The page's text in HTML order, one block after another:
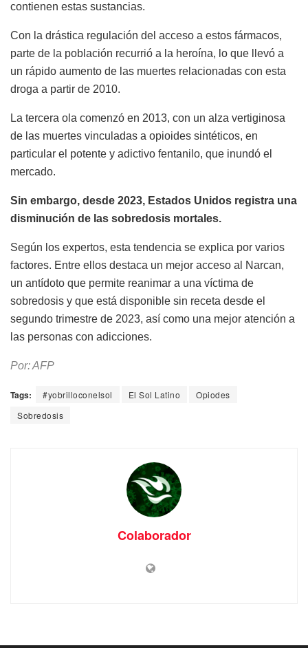
contienen estas sustancias.
Con la drástica regulación del acceso a estos fármacos,
parte de la población recurrió a la heroína, lo que llevó a
un rápido aumento de las muertes relacionadas con esta
droga a partir de 2010.
La tercera ola comenzó en 2013, con un alza vertiginosa
de las muertes vinculadas a opioides sintéticos, en
particular el potente y adictivo fentanilo, que inundó el
mercado.
Sin embargo, desde 2023, Estados Unidos registra una
disminución de las sobredosis mortales.
Según los expertos, esta tendencia se explica por varios
factores. Entre ellos destaca un mejor acceso al Narcan,
un antídoto que permite reanimar a una víctima de
sobredosis y que está disponible sin receta desde el
segundo trimestre de 2023, así como una mejor atención a
las personas con adicciones.
Por: AFP
Tags: #yobrilloconelsol El Sol Latino
Opiodes
Sobredosis
Colaborador